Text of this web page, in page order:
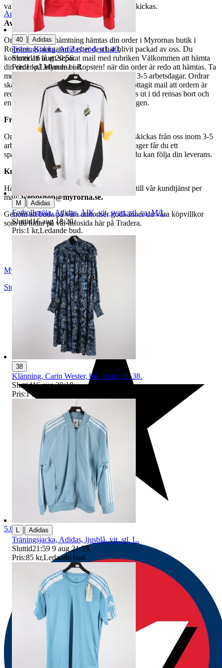
varor märkta endast avhämtning inte kan skickas.
Avhämtning
Om du väljer avhämtning hämtas din order i Myrornas butik i
Ropsten, Kolargatan 2 efter den har blivit packad av oss. Du
kommer att få ett separat mail med rubriken Välkommen att hämta
din order på Myrorna i Ropsten! när din order är redo att hämtas. Ta
med legitimation. Hanteringstiden är cirka 3-5 arbetsdagar. Ordrar
ska hämtas senast 7 dagar efter att man mottagit mail att ordern är
redo för avhämtning. Ordrar som ej hämtas ut i tid rensas bort och
en avgift på 84 kr dras av från återbetalningen.
Frakt
Om du har valt frakt kommer din vara att skickas från oss inom 3-5
arbetsdagar. När din vara har lämnat vårt lager får du ett
spårningsnummer av DSV inom kort där du kan följa din leverans.
Kundservice
Har du frågor eller funderingar hör av dig till vår kundtjänst per
mail:webbshop@myrorna.se.
Genom att buda på våra annonser godkänner du våra köpvillkor
som du hittar på vår infosida här på Tradera.
Anmäl Sälj liknande
Myrorna
Stockholm
Sverige
5.0
40 | Adidas
Träningsjacka, Adidas, röd, stl. 40.
Sluttid16 aug 20:56.
Pris:1 kr,Ledande bud.
M | Adidas
Fotbollströja, Adidas, AIK, vit, svart, stl. ca. M/L.
Sluttid16 aug 18:20.
Pris:1 kr,Ledande bud.
38
Klänning, Carin Wester, blå, svart, stl. 38.
Sluttid16 aug 20:18.
Pris:1 kr
| Adidas
Träningsjacka, Adidas, ljusblå, vit, stl. L.
Sluttid21:59 9 aug 21:59.
Pris:85 kr,Ledande bud.